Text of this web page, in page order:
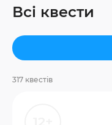
Всі квести
317 квестів